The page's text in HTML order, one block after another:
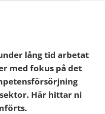
lång tid arbetat
med fokus på det
Här hittar ni